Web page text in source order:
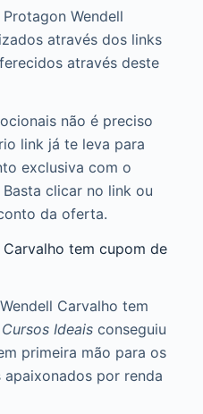
Wendell
através dos links
através deste
não é preciso
link já te leva para
exclusiva com o
Basta clicar no link ou
da oferta.
tem cupom de
Carvalho tem
Cursos Ideaisconseguiu
primeira mão para os
por renda